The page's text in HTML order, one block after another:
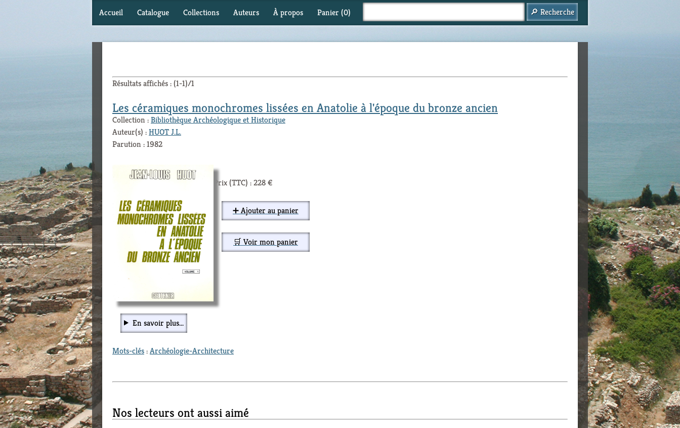
Accueil Catalogue Collections Auteurs À propos Panier (0)
Résultats affichés : (1-1)/1
Les céramiques monochromes lissées en Anatolie à l'époque du bronze ancien
Collection :Bibliothèque Archéologique et Historique
Auteur(s) :HUOT J.L.
Parution : 1982
Prix (TTC) : 228 €
➕ Ajouter au panier
🛒 Voir mon panier
En savoir plus...
Mots-clés:Archéologie-Architecture
Nos lecteurs ont aussi aimé